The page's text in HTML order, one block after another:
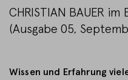
CHRISTIAN BAUER
(Ausgabe 05,
Wissen und Erfahrung